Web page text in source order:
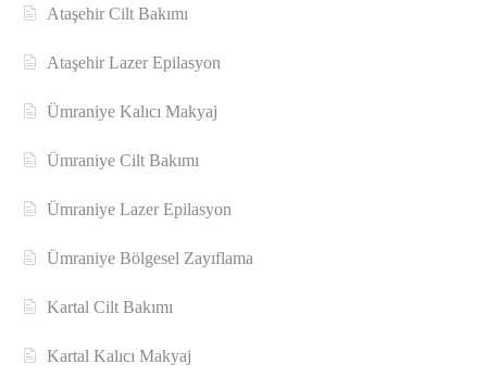
Ataşehir Cilt Bakımı
Ataşehir Lazer Epilasyon
Ümraniye Kalıcı Makyaj
Ümraniye Cilt Bakımı
Ümraniye Lazer Epilasyon
Ümraniye Bölgesel Zayıflama
Kartal Cilt Bakımı
Kartal Kalıcı Makyaj